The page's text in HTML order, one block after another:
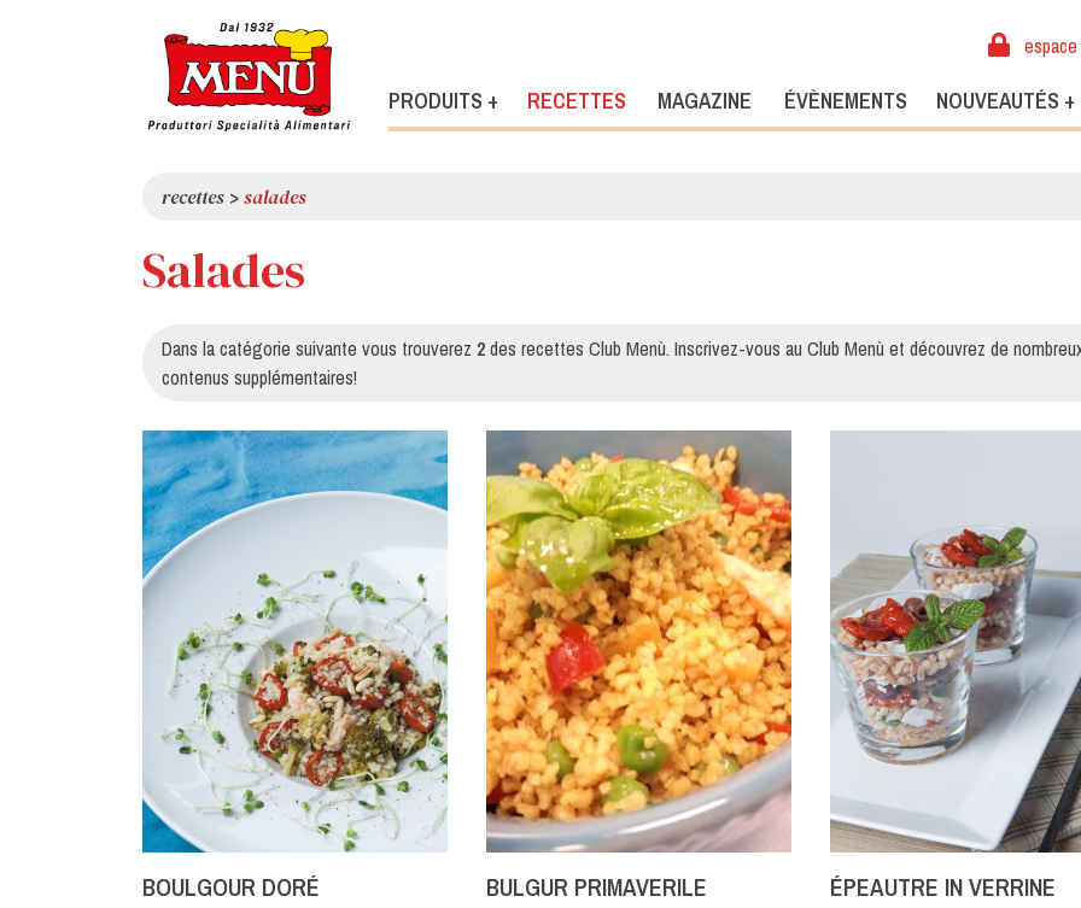
PRODUITS + RECETTES MAGAZINE ÉVÈNEMENTS NOUVEAUTÉS +
recettes >salades
Salades
Dans la catégorie suivante vous trouverez 2des recettes Club Menù. Inscrivez-vous au Club Menù et découvrez de
contenus supplémentaires!
BOULGOUR DORÉ BULGUR PRIMAVERILE ÉPEAUTRE IN VERRINE